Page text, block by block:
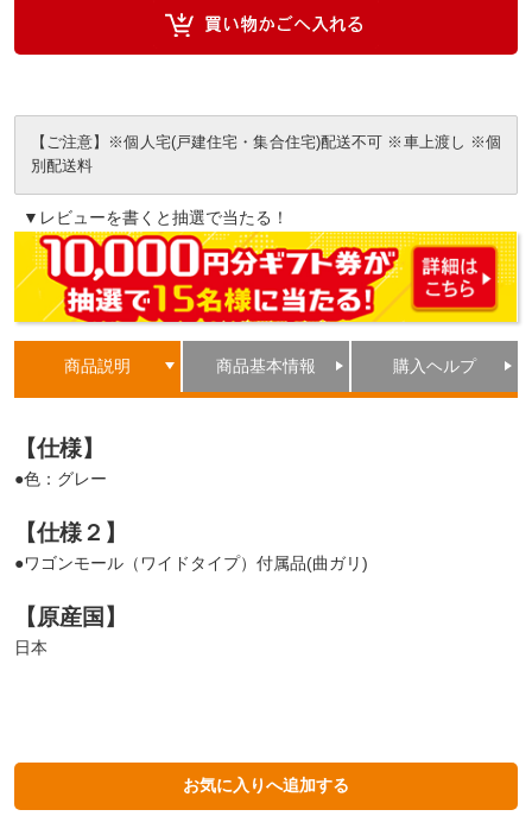
【ご注意】※個人宅(戸建住宅・集合住宅)配送不可 ※車上渡し ※個
別配送料
▼レビューを書くと抽選で当たる！
商品説明 商品基本情報 購入ヘルプ
【仕様】
●色：グレー
【仕様２】
●ワゴンモール（ワイドタイプ）付属品(曲ガリ)
【原産国】
日本